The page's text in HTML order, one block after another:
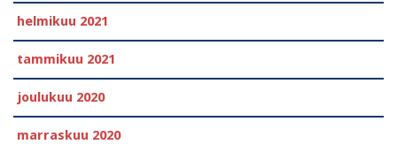
helmikuu 2021
tammikuu 2021
joulukuu 2020
marraskuu 2020